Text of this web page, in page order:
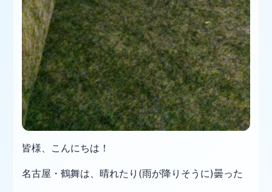
皆様、こんにちは！
名古屋・鶴舞は、晴れたり(雨が降りそうに)曇った